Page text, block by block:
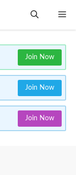
Join Now
Join Now
Join Now